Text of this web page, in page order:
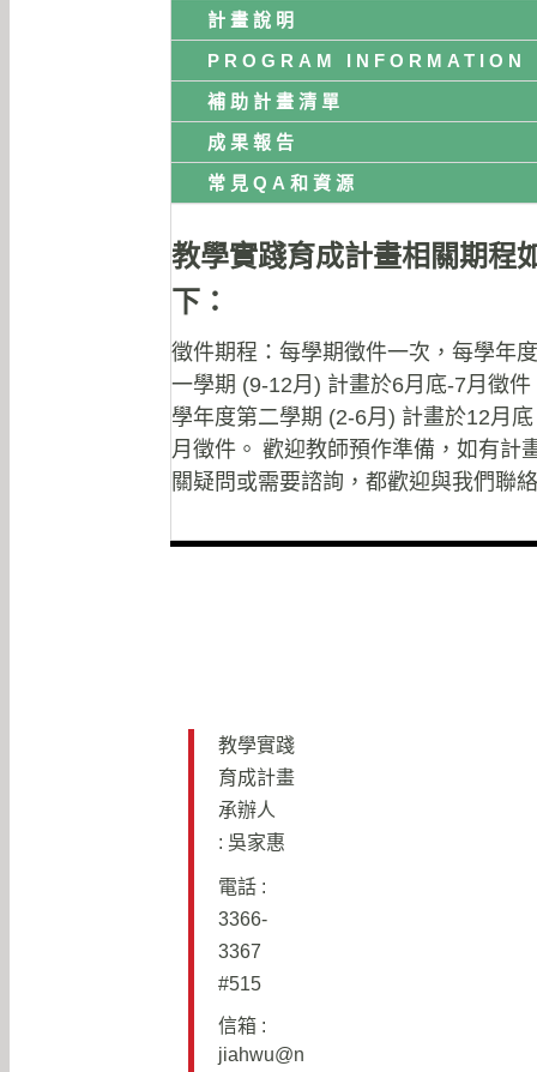
計畫說明
PROGRAM INFORMATION
補助計畫清單
成果報告
常見QA和資源
教學實踐育成計畫相關期程
下：
徵件期程：每學期徵件一次，每學年
一學期 (9-12月) 計畫於6月底-7月徵件
學年度第二學期 (2-6月) 計畫於12月
月徵件。 歡迎教師預作準備，如有計
關疑問或需要諮詢，都歡迎與我們聯
教學實踐
育成計畫
承辦人
: 吳家惠
電話 :
3366-
3367
#515
信箱 :
jiahwu@n